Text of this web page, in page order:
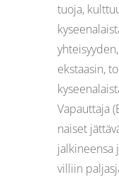
tuoja,
ekstaasin,
Vapauttaja
naiset
jalkineensa
villiin